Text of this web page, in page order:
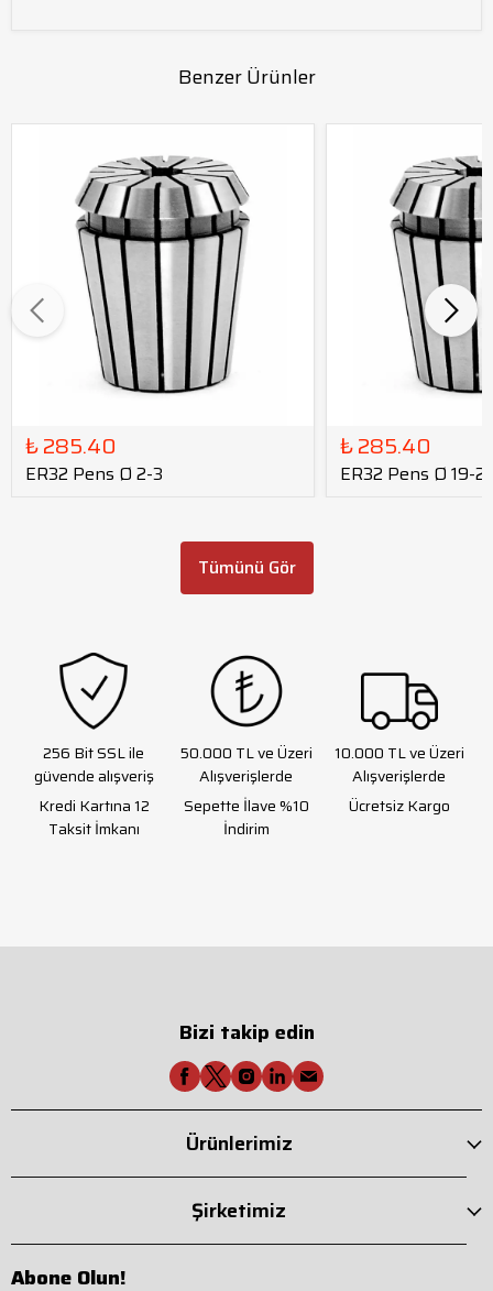
Benzer Ürünler
₺ 285.40
ER32 Pens Ø 2-3
₺ 285.40
ER32 Pens Ø 19-
Tümünü Gör
256 Bit SSL ile
güvende alışveriş
Kredi Kartına 12
Taksit İmkanı
50.000 TL ve Üzeri
Alışverişlerde
Sepette İlave %10
İndirim
10.000 TL ve Üzeri
Alışverişlerde
Ücretsiz Kargo
Bizi takip edin
Ürünlerimiz
Şirketimiz
Abone Olun!